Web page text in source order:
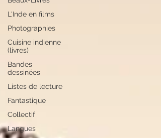
L'Inde en films
Photographies
Cuisine indienne
(livres)
Bandes
dessinées
Listes de lecture
Fantastique
Collectif
Langues